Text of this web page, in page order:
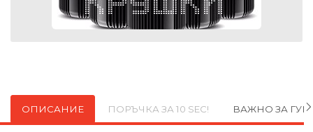
ОПИСАНИЕ ПОРЪЧКА ЗА 10 SEC! ВАЖНО ЗА